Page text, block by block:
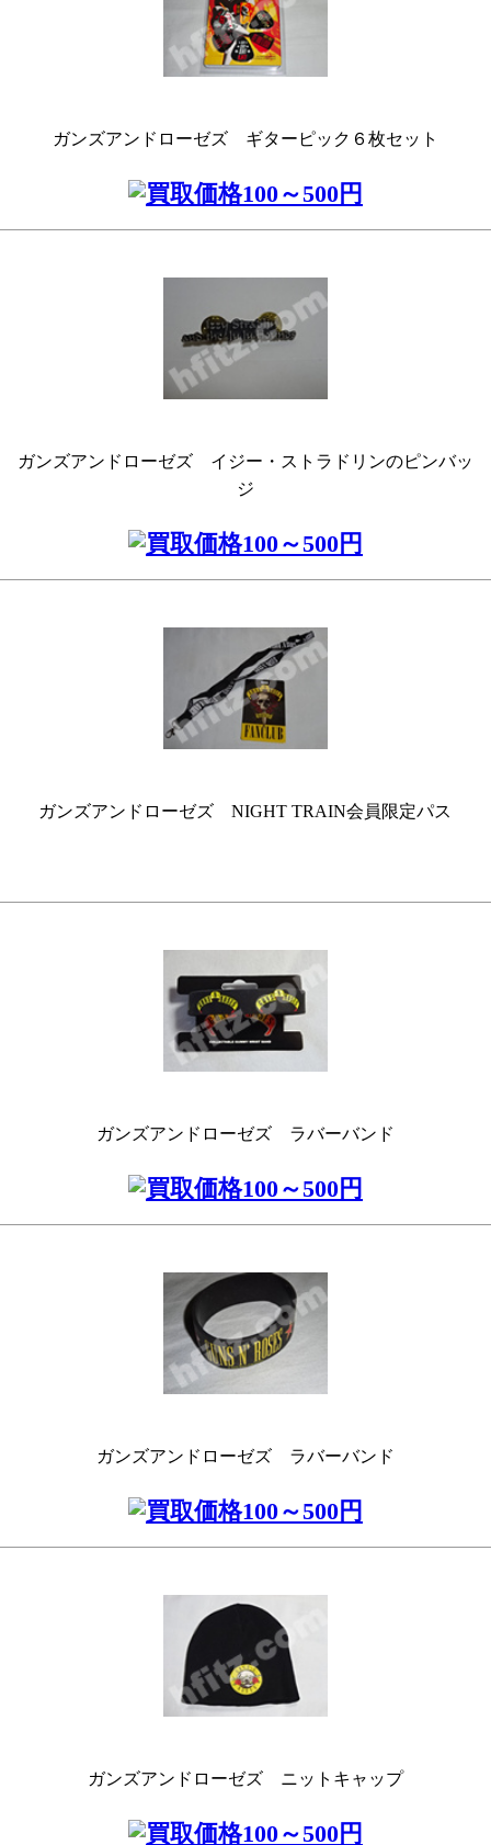
ガンズアンドローゼズ ギターピック６枚セット
ガンズアンドローゼズ イジー・ストラドリンのピンバッ
ジ
ガンズアンドローゼズ NIGHT TRAIN会員限定パス
ガンズアンドローゼズ ラバーバンド
ガンズアンドローゼズ ラバーバンド
ガンズアンドローゼズ ニットキャップ